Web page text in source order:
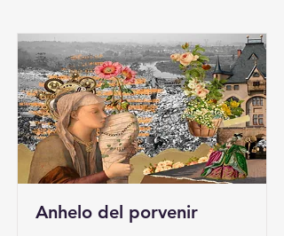
Anhelo del porvenir